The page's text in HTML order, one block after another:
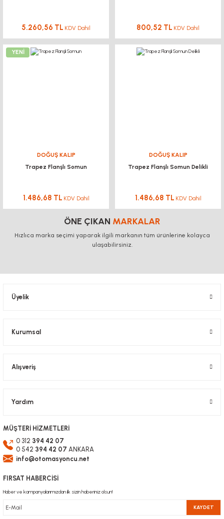
5.260,56 TL KDV Dahil 800,52 TL KDV Dahil
YENİ
DOĞUŞ KALIP
Trapez Flanşlı Somun
1.486,68 TL KDV Dahil
DOĞUŞ KALIP
Trapez Flanşlı Somun Delikli
1.486,68 TL KDV Dahil
ÖNE ÇIKAN MARKALAR
Hızlıca marka seçimi yaparak ilgili markanın tüm ürünlerine kolayca
ulaşabilirsiniz.
Üyelik
Kurumsal
Alışveriş
Yardım
MÜŞTERİ HİZMETLERİ
0 312 394 42 07
0 542 394 42 07 ANKARA
info@otomasyoncu.net
FIRSAT HABERCİSİ
Haber ve kampanyalarımızdan ilk sizin haberiniz olsun!
KAYDET